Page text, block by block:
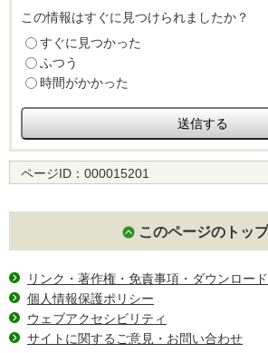
この情報はすぐに見つけられましたか？
すぐに見つかった
ふつう
時間がかかった
ページID： 000015201
このページのトッ
リンク・著作権・免責事項・ダウンロード
個人情報保護ポリシー
ウェブアクセシビリティ
サイトに関するご意見・お問い合わせ